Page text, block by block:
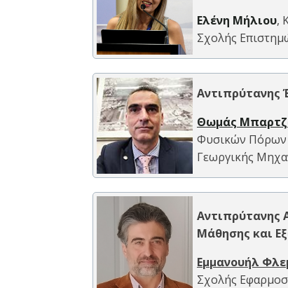
Ελένη Μήλιου,
Σχολής
Αντιπρύτανης
Θωμάς
Φυσικών Πόρων
Γεωργικής
Αντιπρύτανης
Μάθησης και
Εμμανουήλ
Σχολής